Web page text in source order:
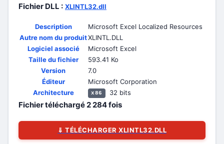
Fichier DLL : XLINTL32.dll
Description
Microsoft Excel Localized Resources
Autre nom du produitXLINTL.DLL
Logiciel associé
Microsoft Excel
Taille du fichier
593.41 Ko
Version
7.0
Éditeur
Microsoft Corporation
Architecture
x86 32 bits
Fichier téléchargé2 284fois
⇓ TÉLÉCHARGER XLINTL32.DLL